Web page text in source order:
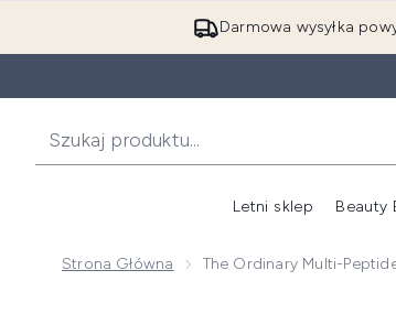
Darmowa wysyłka
Letni sklep Beauty
Strona Główna The Ordinary Multi-